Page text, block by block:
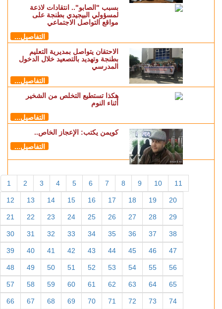
بسبب "الصابو".. انتقادات لاذعة
لمسؤولي البيجيدي بطنجة على
مواقع التواصل الاجتماعي
التفاصيل...
الاحتقان يتواصل بمديرية التعليم
بطنجة وتهديد بالتصعيد خلال الدخول
المدرسي
التفاصيل...
هكذا تستطيع التخلص من الشخير
أثناء النوم
التفاصيل...
كويمن يكتب: الإعجاز الخاص..
التفاصيل...
1 2 3 4 5 6 7 8 9 10 11
12 13 14 15 16 17 18 19 20
21 22 23 24 25 26 27 28 29
30 31 32 33 34 35 36 37 38
39 40 41 42 43 44 45 46 47
48 49 50 51 52 53 54 55 56
57 58 59 60 61 62 63 64 65
66 67 68 69 70 71 72 73 74